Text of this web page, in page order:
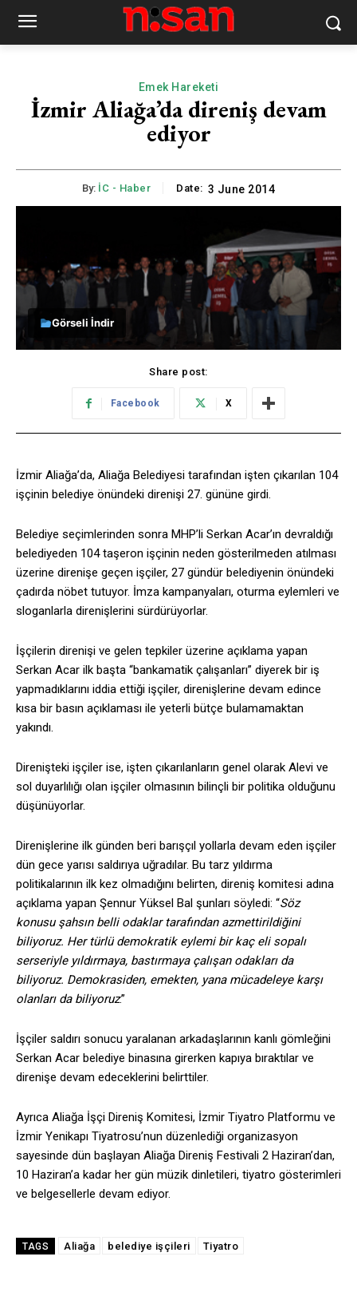
Emek Hareketi
İzmir Aliağa’da direniş devam
ediyor
By: İC - Haber Date: 3 June 2014
Görseli İndir
Share post:
Facebook X
İzmir Aliağa’da, Aliağa Belediyesi tarafından işten çıkarılan 104
işçinin belediye önündeki direnişi 27. gününe girdi.
Belediye seçimlerinden sonra MHP’li Serkan Acar’ın devraldığı
belediyeden 104 taşeron işçinin neden gösterilmeden atılması
üzerine direnişe geçen işçiler, 27 gündür belediyenin önündeki
çadırda nöbet tutuyor. İmza kampanyaları, oturma eylemleri ve
sloganlarla direnişlerini sürdürüyorlar.
İşçilerin direnişi ve gelen tepkiler üzerine açıklama yapan
Serkan Acar ilk başta “bankamatik çalışanları” diyerek bir iş
yapmadıklarını iddia ettiği işçiler, direnişlerine devam edince
kısa bir basın açıklaması ile yeterli bütçe bulamamaktan
yakındı.
Direnişteki işçiler ise, işten çıkarılanların genel olarak Alevi ve
sol duyarlılığı olan işçiler olmasının bilinçli bir politika olduğunu
düşünüyorlar.
Direnişlerine ilk günden beri barışçıl yollarla devam eden işçiler
dün gece yarısı saldırıya uğradılar. Bu tarz yıldırma
politikalarının ilk kez olmadığını belirten, direniş komitesi adına
açıklama yapan Şennur Yüksel Bal şunları söyledi: “Söz
konusu şahsın belli odaklar tarafından azmettirildiğini
biliyoruz. Her türlü demokratik eylemi bir kaç eli sopalı
serseriyle yıldırmaya, bastırmaya çalışan odakları da
biliyoruz. Demokrasiden, emekten, yana mücadeleye karşı
olanları da biliyoruz.”
İşçiler saldırı sonucu yaralanan arkadaşlarının kanlı gömleğini
Serkan Acar belediye binasına girerken kapıya bıraktılar ve
direnişe devam edeceklerini belirttiler.
Ayrıca Aliağa İşçi Direniş Komitesi, İzmir Tiyatro Platformu ve
İzmir Yenikapı Tiyatrosu’nun düzenlediği organizasyon
sayesinde dün başlayan Aliağa Direniş Festivali 2 Haziran’dan,
10 Haziran’a kadar her gün müzik dinletileri, tiyatro gösterimleri
ve belgesellerle devam ediyor.
TAGS Aliağa belediye işçileri Tiyatro